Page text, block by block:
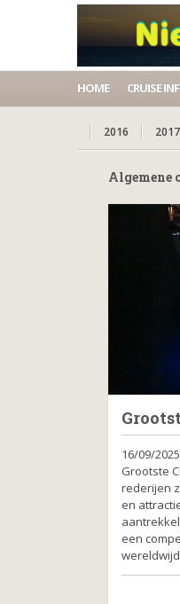
HOME CRUISE
2016 2017
Algemene
16/09/2025
Grootste
rederijen
en
een